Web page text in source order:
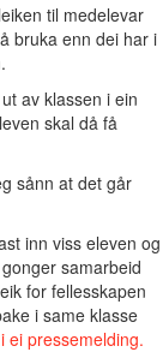
til medelevar
bruka enn dei har i
av klassen i ein
skal då få
sånn at det går
inn viss eleven og
samarbeid
for fellesskapen
i same klasse
ei pressemelding.